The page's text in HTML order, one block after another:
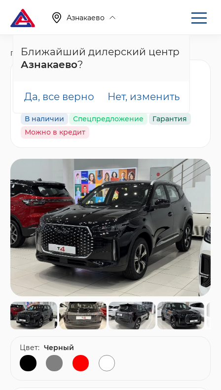
Азнакаево
Ближайший дилерский центр
Азнакаево?
Да, все верно Нет, изменить
Главная Каталог Новые автомобили T4
черный
В наличии Спецпредложение
Гарантия
Можно в кредит
Цвет: Черный